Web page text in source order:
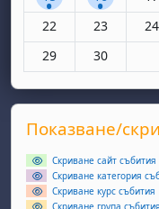
Няма събития,
22 Няма
23 24
Няма събития,
29 Няма
30
Прескочи Показване/
Показване/
Скриване сайт събития
Скриване категория
Скриване курс събития
Скриване група събития